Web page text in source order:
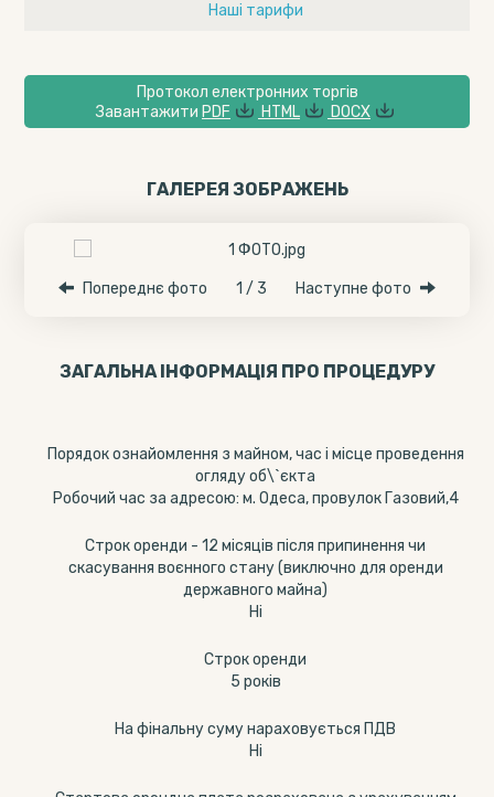
Наші тарифи
Протокол електронних торгів
Завантажити PDF HTML DOCX
ГАЛЕРЕЯ ЗОБРАЖЕНЬ
Попереднє фото 1 / 3 Наступне фото
ЗАГАЛЬНА ІНФОРМАЦІЯ ПРО ПРОЦЕДУРУ
Порядок ознайомлення з майном, час і місце проведення
огляду об\`єкта
Робочий час за адресою: м. Одеса, провулок Газовий,4
Строк оренди - 12 місяців після припинення чи
скасування воєнного стану (виключно для оренди
державного майна)
Ні
Строк оренди
5 років
На фінальну суму нараховується ПДВ
Ні